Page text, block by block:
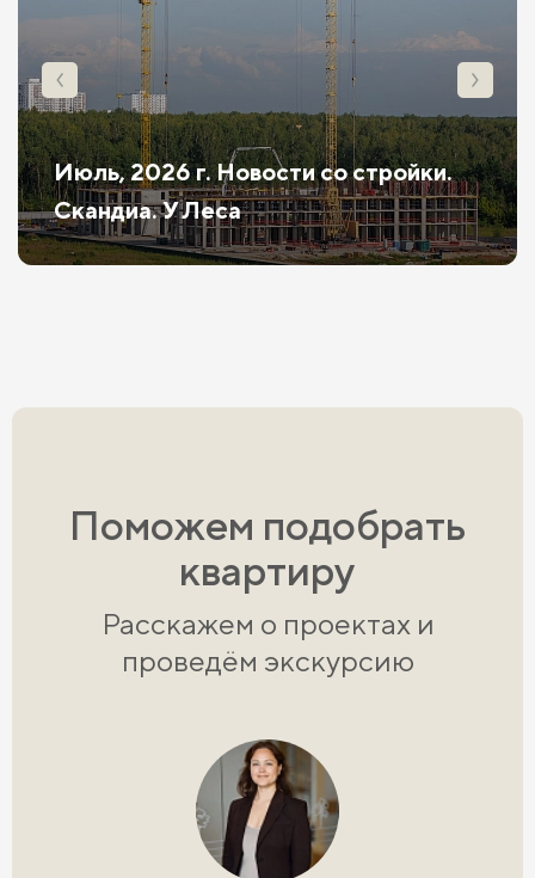
Июль, 2026 г. Новости со стройки.
Скандиа. У Леса
Поможем подобрать
квартиру
Расскажем о проектах и
проведём экскурсию